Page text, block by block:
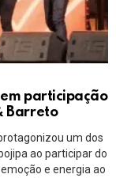
participação
Barreto
um dos
ao participar do
e energia ao